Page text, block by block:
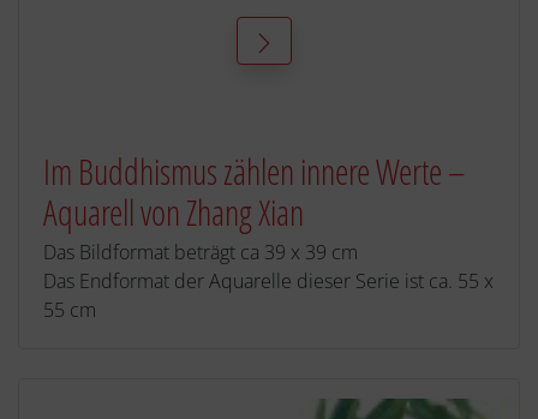
Im Buddhismus zählen innere Werte –
Aquarell von Zhang Xian
Das Bildformat beträgt ca 39 x 39 cm
Das Endformat der Aquarelle dieser Serie ist ca. 55 x
55 cm